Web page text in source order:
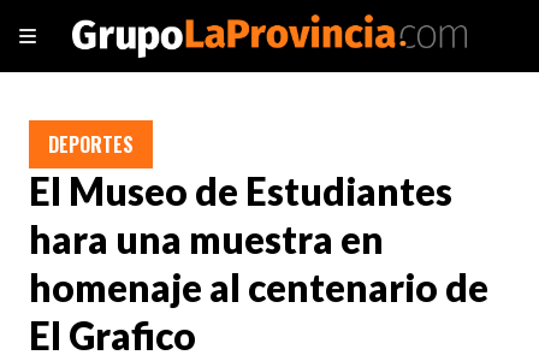
El Museo de Estudiantes
hara una muestra en
homenaje al centenario de
El Grafico
DEPORTES